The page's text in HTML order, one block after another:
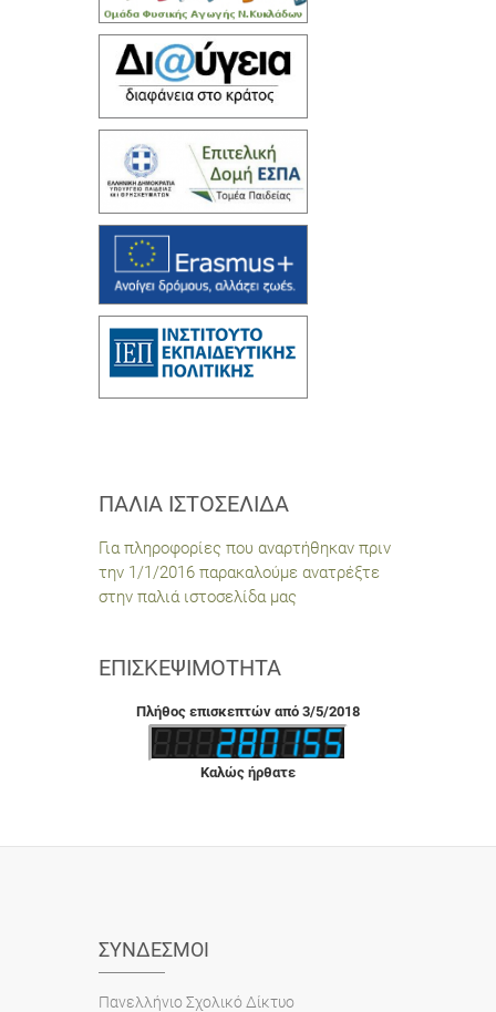
ΠΑΛΙΆ ΙΣΤΟΣΕΛΊΔΑ
Για πληροφορίες που αναρτήθηκαν πριν
την 1/1/2016 παρακαλούμε ανατρέξτε
στην παλιά ιστοσελίδα μας
ΕΠΙΣΚΕΨΙΜΌΤΗΤΑ
Πλήθος επισκεπτών από 3/5/2018
Καλώς ήρθατε
ΣΎΝΔΕΣΜΟΙ
Πανελλήνιο Σχολικό Δίκτυο